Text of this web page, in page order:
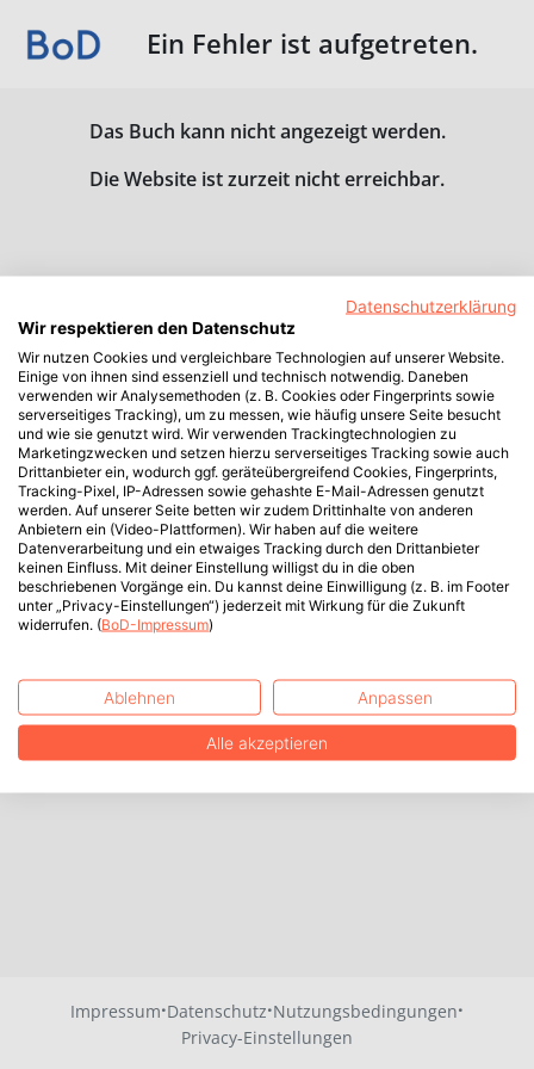
Ein Fehler ist aufgetreten.
Das Buch kann nicht angezeigt werden.
Die Website ist zurzeit nicht erreichbar.
Impressum·Datenschutz·Nutzungsbedingungen·
Privacy-Einstellungen
Datenschutzerklärung
Wir respektieren den Datenschutz
Wir nutzen Cookies und vergleichbare Technologien auf unserer Website.
Einige von ihnen sind essenziell und technisch notwendig. Daneben
verwenden wir Analysemethoden (z. B. Cookies oder Fingerprints sowie
serverseitiges Tracking), um zu messen, wie häufig unsere Seite besucht
und wie sie genutzt wird. Wir verwenden Trackingtechnologien zu
Marketingzwecken und setzen hierzu serverseitiges Tracking sowie auch
Drittanbieter ein, wodurch ggf. geräteübergreifend Cookies, Fingerprints,
Tracking-Pixel, IP-Adressen sowie gehashte E-Mail-Adressen genutzt
werden. Auf unserer Seite betten wir zudem Drittinhalte von anderen
Anbietern ein (Video-Plattformen). Wir haben auf die weitere
Datenverarbeitung und ein etwaiges Tracking durch den Drittanbieter
keinen Einfluss. Mit deiner Einstellung willigst du in die oben
beschriebenen Vorgänge ein. Du kannst deine Einwilligung (z. B. im Footer
unter „Privacy-Einstellungen“) jederzeit mit Wirkung für die Zukunft
widerrufen. (BoD-Impressum)
Ablehnen Anpassen
Alle akzeptieren